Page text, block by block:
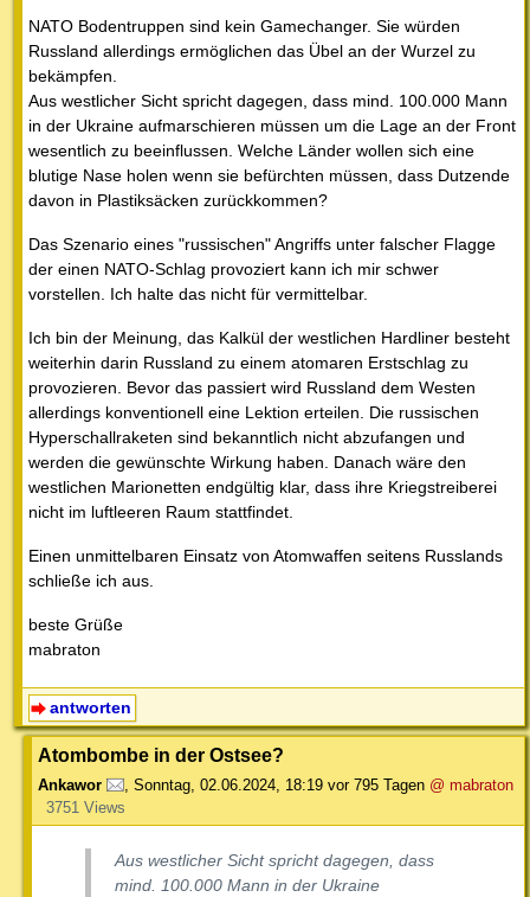
NATO Bodentruppen sind kein Gamechanger. Sie würden
Russland allerdings ermöglichen das Übel an der Wurzel zu
bekämpfen.
Aus westlicher Sicht spricht dagegen, dass mind. 100.000 Mann
in der Ukraine aufmarschieren müssen um die Lage an der Front
wesentlich zu beeinflussen. Welche Länder wollen sich eine
blutige Nase holen wenn sie befürchten müssen, dass Dutzende
davon in Plastiksäcken zurückkommen?
Das Szenario eines "russischen" Angriffs unter falscher Flagge
der einen NATO-Schlag provoziert kann ich mir schwer
vorstellen. Ich halte das nicht für vermittelbar.
Ich bin der Meinung, das Kalkül der westlichen Hardliner besteht
weiterhin darin Russland zu einem atomaren Erstschlag zu
provozieren. Bevor das passiert wird Russland dem Westen
allerdings konventionell eine Lektion erteilen. Die russischen
Hyperschallraketen sind bekanntlich nicht abzufangen und
werden die gewünschte Wirkung haben. Danach wäre den
westlichen Marionetten endgültig klar, dass ihre Kriegstreiberei
nicht im luftleeren Raum stattfindet.
Einen unmittelbaren Einsatz von Atomwaffen seitens Russlands
schließe ich aus.
beste Grüße
mabraton
antworten
Atombombe in der Ostsee?
Ankawor , Sonntag, 02.06.2024, 18:19 vor 795 Tagen @ mabraton
3751 Views
Aus westlicher Sicht spricht dagegen, dass
mind. 100.000 Mann in der Ukraine